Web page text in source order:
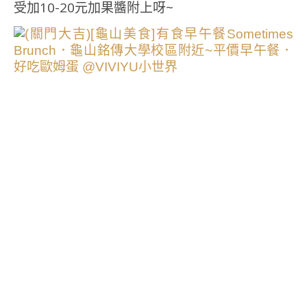
受加10-20元加果醬附上呀~